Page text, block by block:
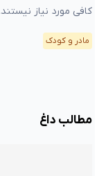
کافی مورد نیاز
مادر و کودک
مطالب داغ